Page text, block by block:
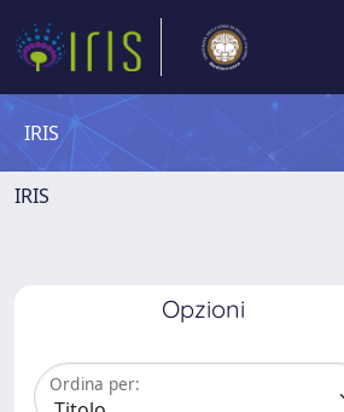
IRIS
IRIS
Opzioni
Ordina per: